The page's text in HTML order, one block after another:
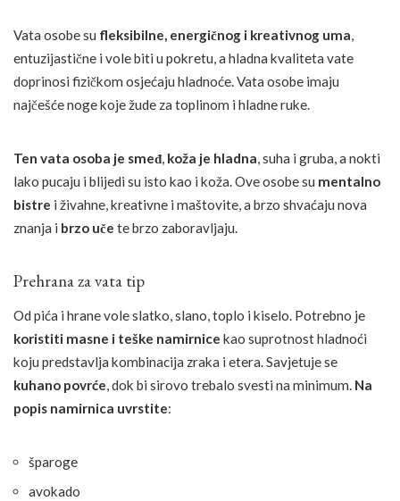
Vata osobe su fleksibilne, energičnog i kreativnog uma,
entuzijastične i vole biti u pokretu, a hladna kvaliteta vate
doprinosi fizičkom osjećaju hladnoće. Vata osobe imaju
najčešće noge koje žude za toplinom i hladne ruke.
Ten vata osoba je smeđ, koža je hladna, suha i gruba, a nokti
lako pucaju i blijedi su isto kao i koža. Ove osobe su mentalno
bistre i živahne, kreativne i maštovite, a brzo shvaćaju nova
znanja i brzo uče te brzo zaboravljaju.
Prehrana za vata tip
Od pića i hrane vole slatko, slano, toplo i kiselo. Potrebno je
koristiti masne i teške namirnice kao suprotnost hladnoći
koju predstavlja kombinacija zraka i etera. Savjetuje se
kuhano povrće, dok bi sirovo trebalo svesti na minimum. Na
popis namirnica uvrstite:
šparoge
avokado